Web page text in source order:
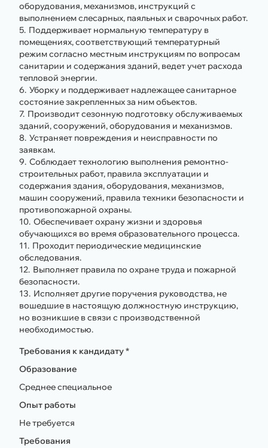
оборудования, механизмов, инструкций с
выполнением слесарных, паяльных и сварочных работ.
Поддерживает нормальную температуру в
помещениях, соответствующий температурный
режим согласно местным инструкциям по вопросам
санитарии и содержания зданий, ведет учет расхода
тепловой энергии.
Уборку и поддерживает надлежащее санитарное
состояние закрепленных за ним объектов.
Производит сезонную подготовку обслуживаемых
зданий, сооружений, оборудования и механизмов.
Устраняет повреждения и неисправности по
заявкам.
Соблюдает технологию выполнения ремонтно-
строительных работ, правила эксплуатации и
содержания здания, оборудования, механизмов,
машин сооружений, правила техники безопасности и
противопожарной охраны.
Обеспечивает охрану жизни и здоровья
обучающихся во время образовательного процесса.
Проходит периодические медицинские
обследования.
Выполняет правила по охране труда и пожарной
безопасности.
Исполняет другие поручения руководства, не
вошедшие в настоящую должностную инструкцию,
но возникшие в связи с производственной
необходимостью.
Требования к кандидату *
Образование
Среднее специальное
Опыт работы
Не требуется
Требования